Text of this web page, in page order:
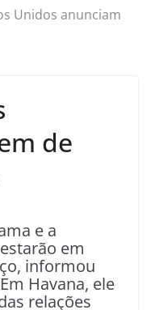
Unidos anunciam
de
e a
em
informou
Havana, ele
relações